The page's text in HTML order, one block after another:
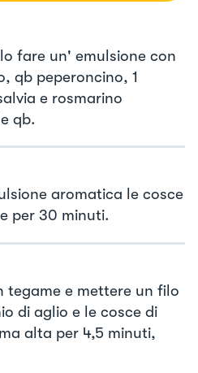
fare un' emulsione con
qb peperoncino, 1
e rosmarino
qb.
aromatica le cosce
per 30 minuti.
tegame e mettere un filo
di aglio e le cosce di
alta per 4,5 minuti,